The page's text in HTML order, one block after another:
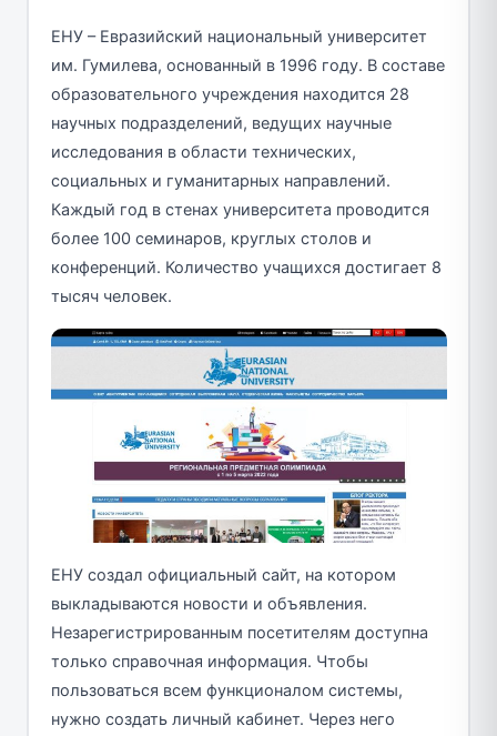
ЕНУ – Евразийский национальный университет
им. Гумилева, основанный в 1996 году. В составе
образовательного учреждения находится 28
научных подразделений, ведущих научные
исследования в области технических,
социальных и гуманитарных направлений.
Каждый год в стенах университета проводится
более 100 семинаров, круглых столов и
конференций. Количество учащихся достигает 8
тысяч человек.
ЕНУ создал официальный сайт, на котором
выкладываются новости и объявления.
Незарегистрированным посетителям доступна
только справочная информация. Чтобы
пользоваться всем функционалом системы,
нужно создать личный кабинет. Через него